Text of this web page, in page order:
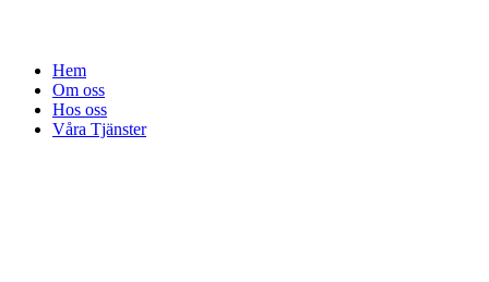
Hem
Om oss
Hos oss
Våra Tjänster